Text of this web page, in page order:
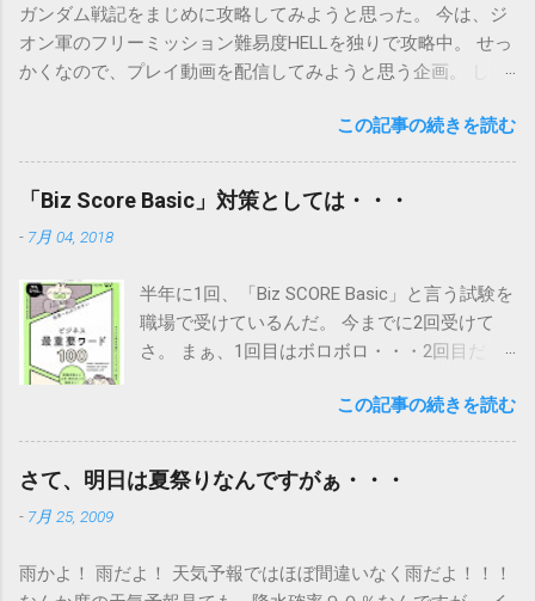
ガンダム戦記をまじめに攻略してみようと思った。 今は、ジ
オン軍のフリーミッション難易度HELLを独りで攻略中。 せっ
かくなので、プレイ動画を配信してみようと思う企画。 しか
画質なのは勘弁してね・・・。 獲得ポイントってのは、オレ
がクリアしたときに得たポイントだから、参考程度にしてく
ださい。 あと、数字とか記載ミスは勘弁して下さい。よく誤
字脱字のあるブログなもんで・・・。 とりあえず、これでジ
オン編は終わり。 ふぅ・・・難しかったぁ。 次は傭兵でもや
No.29 場所：月面(山岳地帯) ミッション名：月山岳地帯襲撃任
務 難易度：ＨＥＬＬ 目的：敵部隊撃破 報酬：10000 エリア：
月面（峡谷、岩山） 敵戦力：量産型ガンキャノン、ジムカス
タム 制限：－ 獲得ポイント：22430 ヒトコト：囲まれなかっ
たら楽勝かも。ただしＨＥＬＬでやってもオレ的には欲しい
パーツは無かった。「マツナガシールド」と「アポジモータ
ー+5」ならＮＯＲＭＡＬでいいんだけどね。 No.30 場所：月
ＨＥＬＬ 目的：作戦時間内の敵部隊撃破 報酬：16000 エリ
パーⅡ 制限：－ 獲得ポイント：29550 ヒトコト：若干敵が多
この記事の続きを読む
「Biz Score Basic」対策としては・・・
- 7月 04, 2018
半年に1回、「Biz SCORE Basic」と言う試験を
職場で受けているんだ。 今までに2回受けて
さ。 まぁ、1回目はボロボロ・・・2回目だっ
ど、それでも平均は超えてね。 ま、ちょっと
ホッとしているんだよ。 だってボーナスに関
係してくるから・・・ さて・・・その「Biz
SCORE Basic」だけどさ。 一般常識っていう
まぁ普通に対策って言えば、普段からちゃん
この記事の続きを読む
さて、明日は夏祭りなんですがぁ・・・
- 7月 25, 2009
雨かよ！ 雨だよ！ 天気予報ではほぼ間違いなく雨だよ！！！